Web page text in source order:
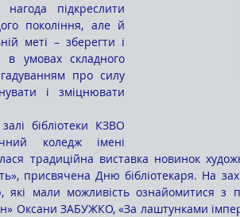
підкреслити
покоління, але й
меті – зберегти і
в умовах складного
про силу
і зміцнювати
бібліотеки КЗВО
коледж імені
традиційна виставка новинок
присвячена Дню бібліотекаря. На
які мали можливість ознайомитися з
Оксани ЗАБУЖКО, «За лаштунками